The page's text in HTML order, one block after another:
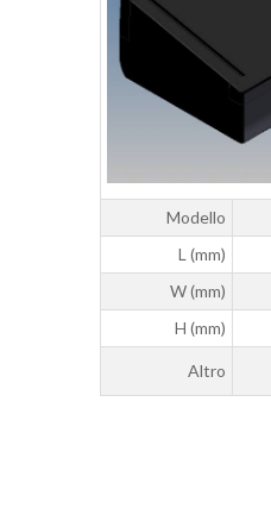
Modello
L (mm)
W (mm)
H (mm)
Altro